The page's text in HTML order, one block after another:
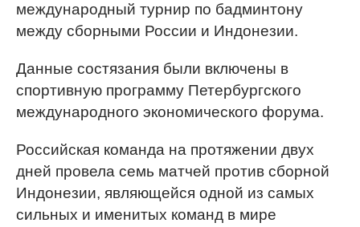
международный турнир по бадминтону
между сборными России и Индонезии.
Данные состязания были включены в
спортивную программу Петербургского
международного экономического форума.
Российская команда на протяжении двух
дней провела семь матчей против сборной
Индонезии, являющейся одной из самых
сильных и именитых команд в мире